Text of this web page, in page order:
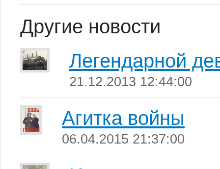
Другие новости
Легендарной
21.12.2013 12:44:00
Агитка войны
06.04.2015 21:37:00